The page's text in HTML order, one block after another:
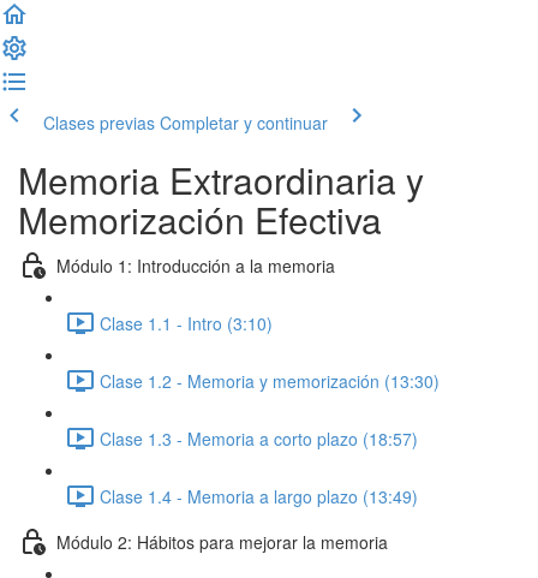
Clases previas Completar y continuar
Memoria Extraordinaria y
Memorización Efectiva
Módulo 1: Introducción a la memoria
Clase 1.1 - Intro (3:10)
Clase 1.2 - Memoria y memorización (13:30)
Clase 1.3 - Memoria a corto plazo (18:57)
Clase 1.4 - Memoria a largo plazo (13:49)
Módulo 2: Hábitos para mejorar la memoria